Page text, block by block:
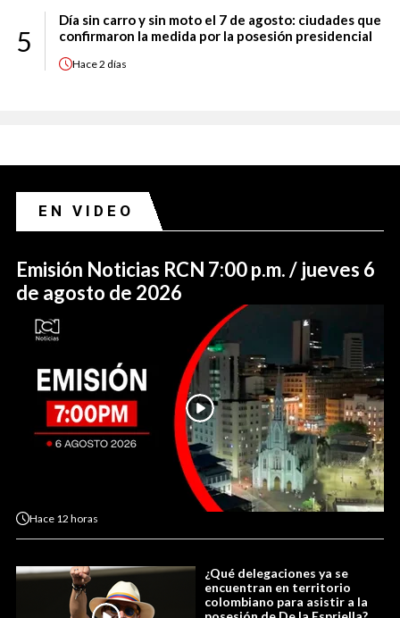
5
Día sin carro y sin moto el 7 de agosto: ciudades que
confirmaron la medida por la posesión presidencial
Hace2 días
EN VIDEO
Emisión Noticias RCN 7:00 p.m. / jueves 6
de agosto de 2026
Hace 12 horas
¿Qué delegaciones ya se
encuentran en territorio
colombiano para asistir a la